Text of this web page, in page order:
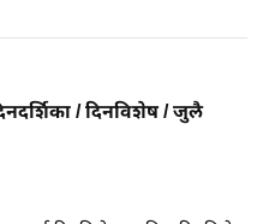
/दिनविशेष/जुलै